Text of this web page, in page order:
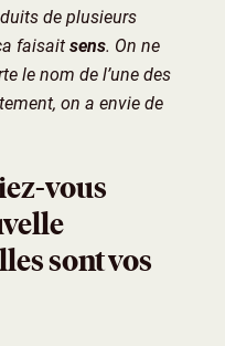
de plusieurs
faisait sens. On ne
le nom de l’une des
on a envie de
vous
sont vos